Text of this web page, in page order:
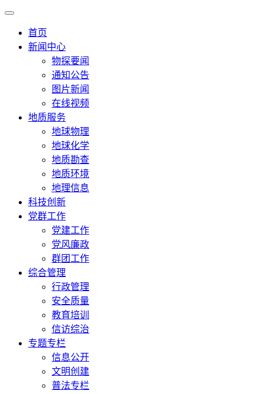
首页
新闻中心
物探要闻
通知公告
图片新闻
在线视频
地质服务
地球物理
地球化学
地质勘查
地质环境
地理信息
科技创新
党群工作
党建工作
党风廉政
群团工作
综合管理
行政管理
安全质量
教育培训
信访综治
专题专栏
信息公开
文明创建
普法专栏